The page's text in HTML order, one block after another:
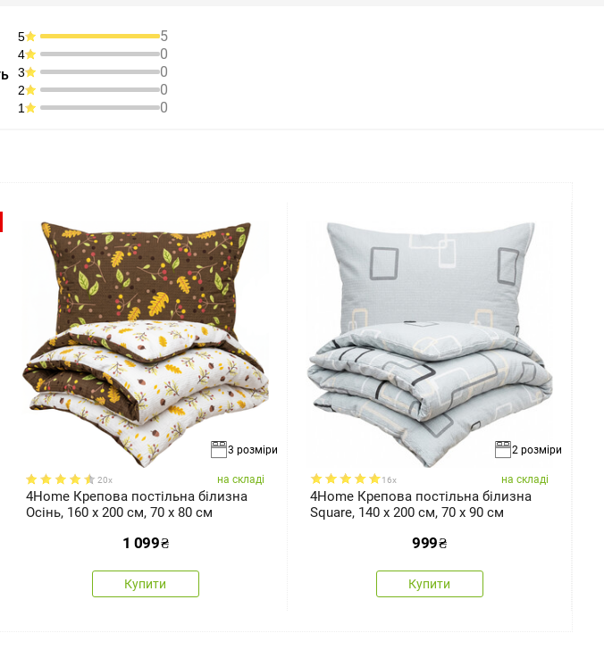
5 5
4 0
3 0
2 0
1 0
3 розміри
20x на складі
4Home Крепова постільна білизна
Осінь, 160 x 200 см, 70 x 80 см
1 099₴
Купити
2 розміри
16x на складі
4Home Крепова постільна білизна
Square, 140 x 200 см, 70 х 90 см
999₴
Купити